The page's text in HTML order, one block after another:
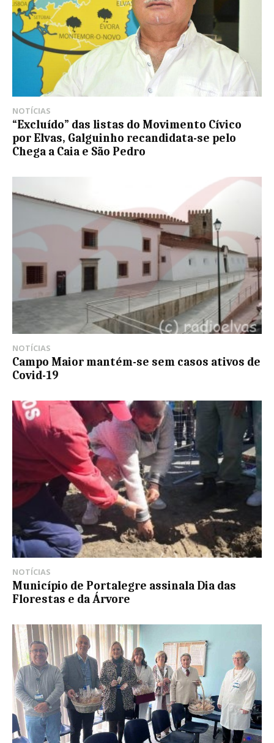
NOTÍCIAS
“Excluído” das listas do Movimento Cívico
por Elvas, Galguinho recandidata-se pelo
Chega a Caia e São Pedro
NOTÍCIAS
Campo Maior mantém-se sem casos ativos de
Covid-19
NOTÍCIAS
Município de Portalegre assinala Dia das
Florestas e da Árvore